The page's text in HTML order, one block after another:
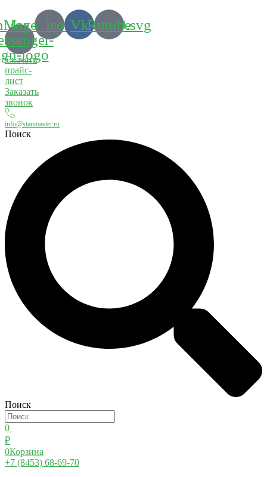
Max-
logo
VkRutube
Скачать
прайс-
лист
Заказать
звонок
info@stanmaster.ru
Поиск
Поиск
0
₽
0Корзина
+7 (8453) 68-69-70